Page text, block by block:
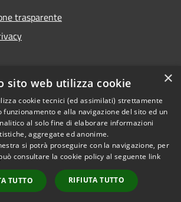
trasparente
Copyright © 2026 • Comune di
Fontevivo • Powered by
Municipium•Accesso
redazione
×
sito web utilizza cookie
cookie tecnici (ed assimilati) strettamente
funzionamento e alla navigazione del sito ed un
al solo fine di elaborare informazioni
aggregate ed anonime.
si potrà proseguire con la navigazione, per
consultare la cookie policy al seguente link
TUTTO RIFIUTA TUTTO